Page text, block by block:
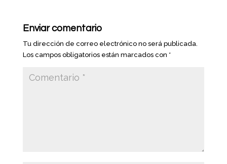
Enviar comentario
Tu dirección de correo electrónico no será publicada.
Los campos obligatorios están marcados con *